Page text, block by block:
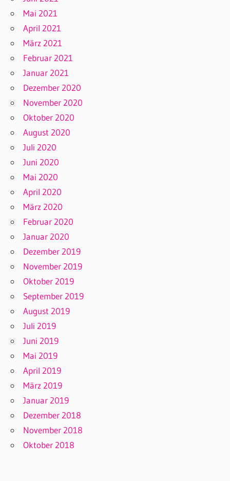
Mai 2021
April 2021
März 2021
Februar 2021
Januar 2021
Dezember 2020
November 2020
Oktober 2020
August 2020
Juli 2020
Juni 2020
Mai 2020
April 2020
März 2020
Februar 2020
Januar 2020
Dezember 2019
November 2019
Oktober 2019
September 2019
August 2019
Juli 2019
Juni 2019
Mai 2019
April 2019
März 2019
Januar 2019
Dezember 2018
November 2018
Oktober 2018